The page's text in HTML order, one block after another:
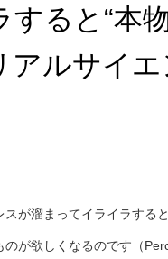
すると“本
アルサイエ
が溜まってイライラする
のが欲しくなるのです（